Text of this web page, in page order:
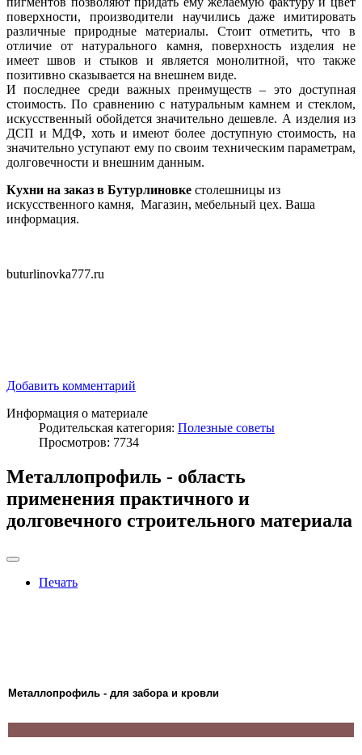
поверхности, производители научились даже имитировать
различные природные материалы. Стоит отметить, что в
отличие от натурального камня, поверхность изделия не
имеет швов и стыков и является монолитной, что также
позитивно сказывается на внешнем виде.
И последнее среди важных преимуществ – это доступная
стоимость. По сравнению с натуральным камнем и стеклом,
искусственный обойдется значительно дешевле. А изделия из
ДСП и МДФ, хоть и имеют более доступную стоимость, на
значительно уступают ему по своим техническим параметрам,
долговечности и внешним данным.
Кухни на заказ в Бутурлиновке столешницы из
искусственного камня, Магазин, мебельный цех. Ваша
информация.
buturlinovka777.ru
Добавить комментарий
Информация о материале
Родительская категория: Полезные советы
Просмотров: 7734
Металлопрофиль - область
применения практичного и
долговечного строительного материала
Печать
Металлопрофиль - для забора и кровли